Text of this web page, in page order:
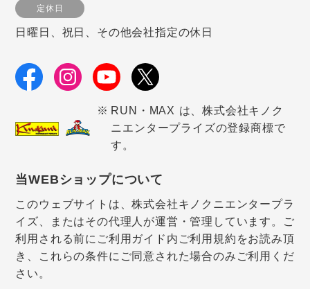
定休日
日曜日、祝日、その他会社指定の休日
RUN・MAX は、株式会社キノク
ニエンタープライズの登録商標で
す。
当WEBショップについて
このウェブサイトは、株式会社キノクニエンタープラ
イズ、またはその代理人が運営・管理しています。ご
利用される前にご利用ガイド内ご利用規約をお読み頂
き、これらの条件にご同意された場合のみご利用くだ
さい。